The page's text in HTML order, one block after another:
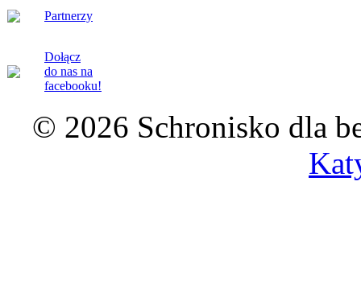
Partnerzy
Dołącz
do nas na
facebooku!
© 2026 Schronisko dla